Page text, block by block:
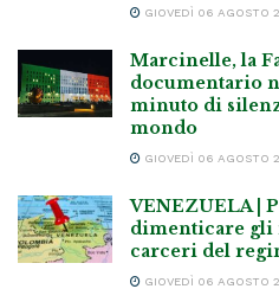
GIOVEDÌ 06 AGOSTO
Marcinelle, la
documentario
minuto di
mondo
GIOVEDÌ 06 AGOSTO
VENEZUELA |
dimenticare gli
carceri del
GIOVEDÌ 06 AGOSTO